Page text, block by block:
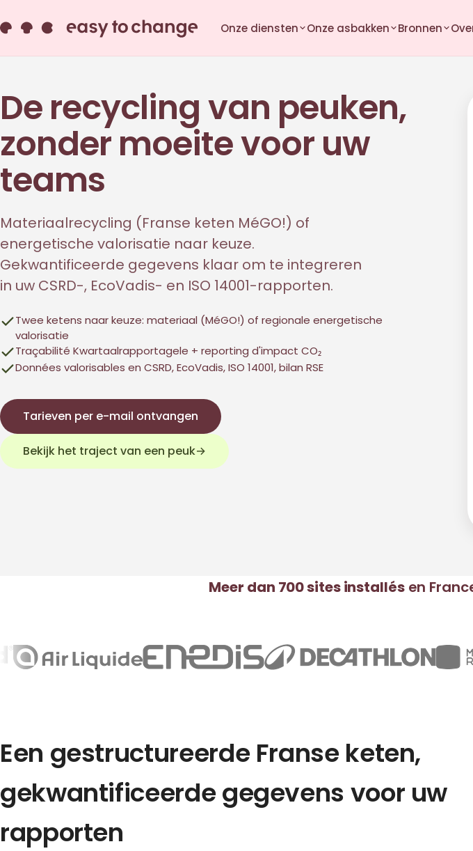
Onze diensten Onze asbakken Bronnen
De recycling van peuken,
zonder moeite voor uw
teams
Materiaalrecycling (Franse keten MéGO!) of
energetische valorisatie naar keuze.
Gekwantificeerde gegevens klaar om te integreren
in uw CSRD-, EcoVadis- en ISO 14001-rapporten.
Twee ketens naar keuze: materiaal (MéGO!) of regionale energetische
valorisatie
Traçabilité Kwartaalrapportagele + reporting d'impact CO₂
Données valorisables en CSRD, EcoVadis, ISO 14001, bilan RSE
Tarieven per e-mail ontvangen
Bekijk het traject van een peuk→
Meer dan 700 sites installésen
Een gestructureerde Franse keten,
gekwantificeerde gegevens voor uw
rapporten